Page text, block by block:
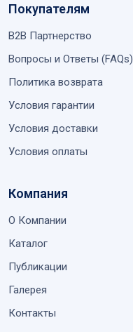
Покупателям
B2B Партнерство
Вопросы и Ответы (FAQs)
Политика возврата
Условия гарантии
Условия доставки
Условия оплаты
Компания
О Компании
Каталог
Публикации
Галерея
Контакты